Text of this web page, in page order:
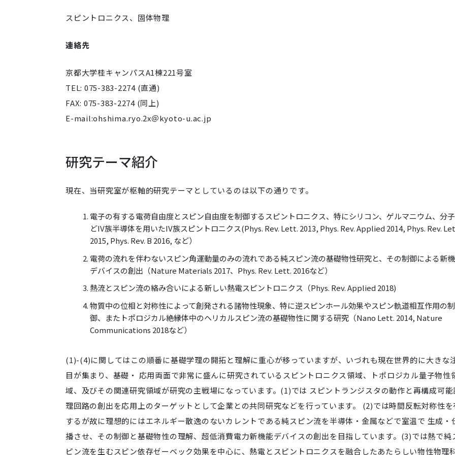
スピントロニクス、固体物理
連絡先
京都大学桂キャンパスA1棟221号室
TEL: 075-383-2274 (直通)
FAX: 075-383-2274 (同上)
E-mail:ohshima.ryo.2x＠kyoto-u.ac.jp
研究テーマ紹介
現在、当研究室が枢軸的研究テーマとしているのは以下の通りです。
電子の有する電荷自由度とスピン自由度を制御するスピントロニクス、特にシリコン、ゲルマニウム、分
どIV族半導体を用いたIV族スピントロニクス(Phys. Rev. Lett. 2013, Phys. Rev. Applied 2014, Phys. Rev.
2015, Phys. Rev. B 2016, など）
電荷の流れを伴わないスピン角運動量のみの流れである純スピン流の基礎物性研究と、その制御による新
デバイスの創出（Nature Materials 2017、Phys. Rev. Lett. 2016など）
熱流とスピン流の絡み合いによる新しい熱電スピントロニクス（Phys. Rev. Applied 2018)
物質中の位相と対称性によって創発される諸物性現象、特に逆スピンホール効果やスピン軌道相互作用の制
御、またトポロジカル絶縁体中のヘリカルスピン流の基礎物性に関する研究（Nano Lett. 2014, Nature
Communications 2018など）
(1)-(4)に関してはこの順番に基礎学理の開拓と理解に重心が移っていますが、いづれも現在世界的に大きな
目が集まり、基礎・ 応用両面で非常に盛んに研究されているスピントロニクス領域、トポロジカル量子物性
域、及びその関連研究領域が研究の主戦場になっています。(1)では スピントランジスタの動作と再構成可能
理回路の創出を応用上のターゲットとして企業との共同研究などを行っています。 (2)では時間反転対称性を
するが故に理想的にはエネルギー散逸のないカレントである純スピン流を半導体・金属などで室温で 生成・
播させ、その制御と基礎物性の理解、超低消費電力新機能デバイスの創出を目指しています。(3)では熱で純
ピン流を生むスピン依存ゼーベック効果を中心に、熱電とスピントロニクスを融合したあたらしい物性物理